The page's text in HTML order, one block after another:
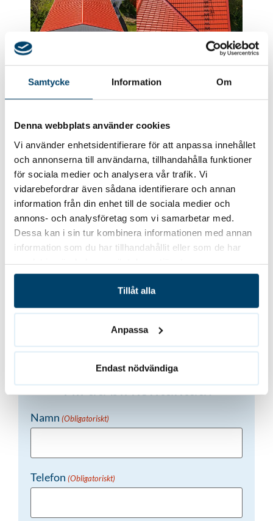
Samtycke Information Om
Denna webbplats använder cookies
Vi använder enhetsidentifierare för att anpassa innehållet
och annonserna till användarna, tillhandahålla funktioner
för sociala medier och analysera vår trafik. Vi
vidarebefordrar även sådana identifierare och annan
information från din enhet till de sociala medier och
annons- och analysföretag som vi samarbetar med.
Dessa kan i sin tur kombinera informationen med annan
information som du har tillhandahållit eller som de har
Tillåt alla
Anpassa
Endast nödvändiga
Författare
Andrei Adzinets
VD Takfix
Tillbaka till alla referenser
Vill du bli kontaktad?
Namn (Obligatoriskt)
Telefon (Obligatoriskt)